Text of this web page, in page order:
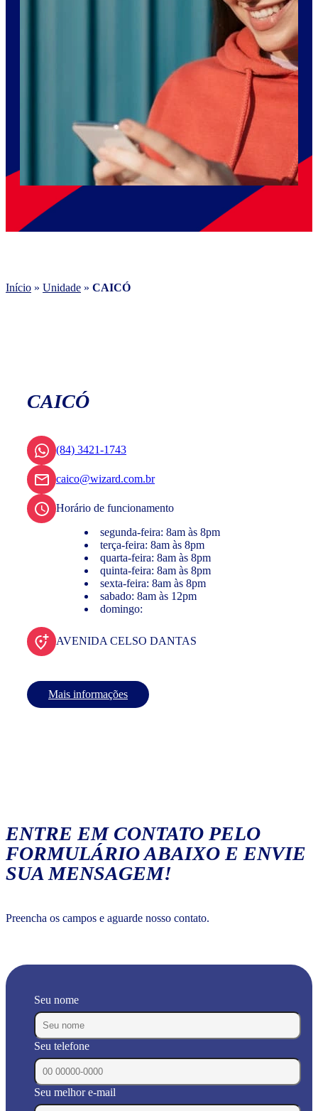
Início » Unidade » CAICÓ
CAICÓ
(84) 3421-1743
caico@wizard.com.br
Horário de funcionamento
segunda-feira: 8am às 8pm
terça-feira: 8am às 8pm
quarta-feira: 8am às 8pm
quinta-feira: 8am às 8pm
sexta-feira: 8am às 8pm
sabado: 8am às 12pm
domingo:
AVENIDA CELSO DANTAS
Mais informações
ENTRE EM CONTATO PELO
FORMULÁRIO ABAIXO E ENVIE
SUA MENSAGEM!
Preencha os campos e aguarde nosso contato.
Seu nome
Seu telefone
Seu melhor e-mail